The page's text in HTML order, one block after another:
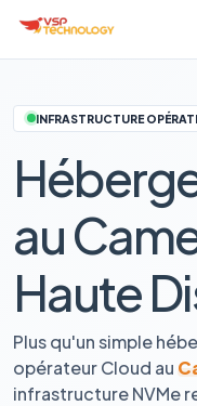
INFRASTRUCTURE
au
Haute
Plus qu'un simple
opérateur Cloud au
infrastructure NVMe